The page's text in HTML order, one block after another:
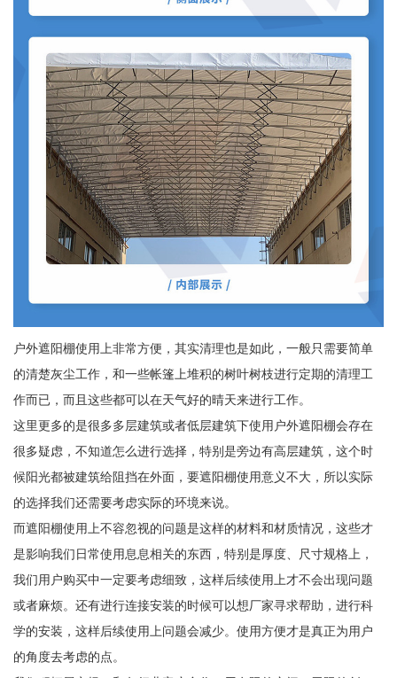
户外遮阳棚使用上非常方便，其实清理也是如此，一般只需要简单
的清楚灰尘工作，和一些帐篷上堆积的树叶树枝进行定期的清理工
作而已，而且这些都可以在天气好的晴天来进行工作。
这里更多的是很多多层建筑或者低层建筑下使用户外遮阳棚会存在
很多疑虑，不知道怎么进行选择，特别是旁边有高层建筑，这个时
候阳光都被建筑给阻挡在外面，要遮阳棚使用意义不大，所以实际
的选择我们还需要考虑实际的环境来说。
而遮阳棚使用上不容忽视的问题是这样的材料和材质情况，这些才
是影响我们日常使用息息相关的东西，特别是厚度、尺寸规格上，
我们用户购买中一定要考虑细致，这样后续使用上才不会出现问题
或者麻烦。还有进行连接安装的时候可以想厂家寻求帮助，进行科
学的安装，这样后续使用上问题会减少。使用方便才是真正为用户
的角度去考虑的点。